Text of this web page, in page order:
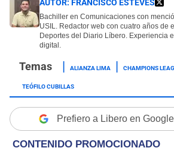
AUTOR: FRANCISCO ESTEVES
Bachiller en Comunicaciones con
USIL. Redactor web con cuatro años de
Deportes del Diario Líbero. Experiencia
digital.
ALIANZA LIMA CHAMPIONS
TEÓFILO CUBILLAS
Prefiero a Libero en Google